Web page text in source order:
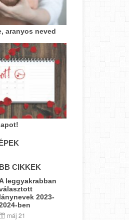
aranyos neved
CIKKEK
leggyakrabban
lánynevek 2023-
ben
máj 21